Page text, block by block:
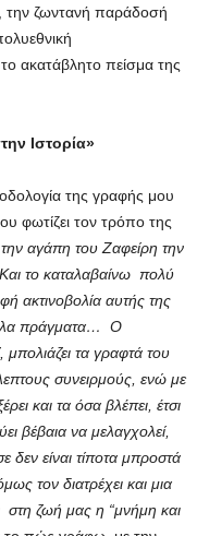
την ζωντανή παράδοσή
ακατάβλητο πείσμα της
Ιστορία»
της γραφής μου
φωτίζει τον τρόπο της
αγάπη του Ζαφείρη την
το καταλαβαίνω πολύ
ακτινοβολία αυτής της
πράγματα… Ο
μπολιάζει τα γραφτά του
συνειρμούς, ενώ με
και τα όσα βλέπει, έτσι
βέβαια να μελαγχολεί,
είναι τίποτα μπροστά
τον διατρέχει και μια
στη ζωή μας η “μνήμη και